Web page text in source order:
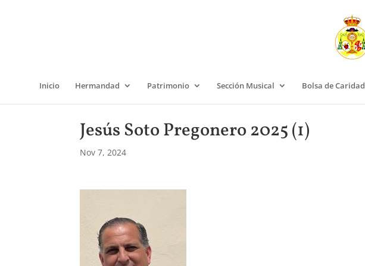
Inicio Hermandad Patrimonio Sección Musical Bolsa de Caridad
Jesús Soto Pregonero 2025 (1)
Nov 7, 2024